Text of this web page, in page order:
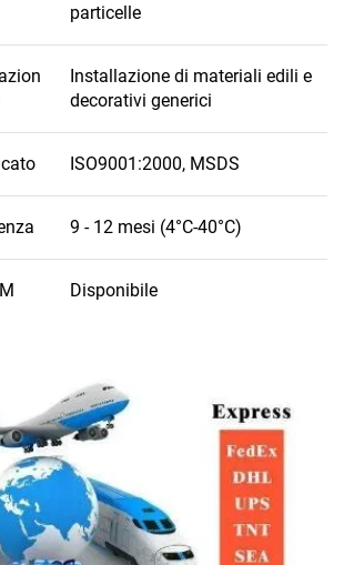
particelle
Installazione di materiali edili e
decorativi generici
ISO9001:2000, MSDS
9 - 12 mesi (4°C-40°C)
Disponibile